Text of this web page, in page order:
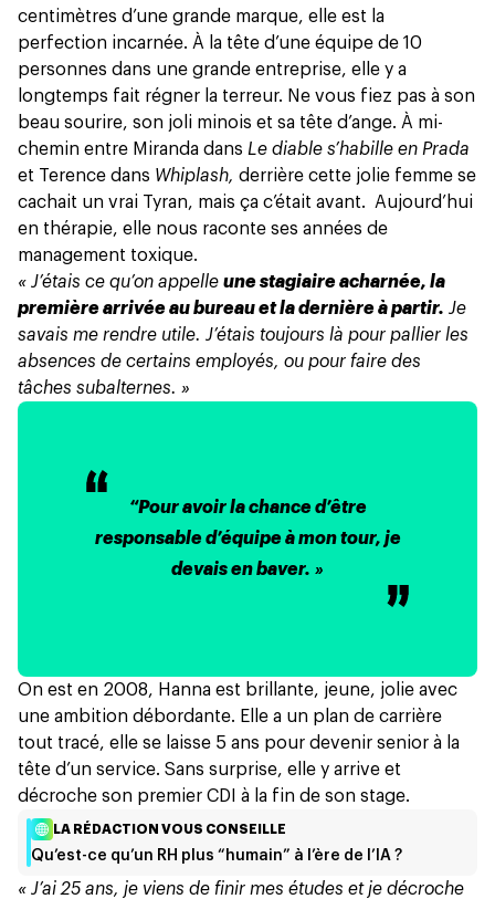
centimètres d’une grande marque, elle est la
perfection incarnée. À la tête d’une équipe de 10
personnes dans une grande entreprise, elle y a
longtemps fait régner la terreur. Ne vous fiez pas à son
beau sourire, son joli minois et sa tête d’ange. À mi-
chemin entre Miranda dans Le diable s’habille en Prada
et Terence dans Whiplash, derrière cette jolie femme se
cachait un vrai Tyran, mais ça c’était avant. Aujourd’hui
en thérapie, elle nous raconte ses années de
management toxique.
« J’étais ce qu’on appelle une stagiaire acharnée, la
première arrivée au bureau et la dernière à partir. Je
savais me rendre utile. J’étais toujours là pour pallier les
absences de certains employés, ou pour faire des
tâches subalternes. »
“Pour avoir la chance d’être
responsable d’équipe à mon tour, je
devais en baver. »
On est en 2008, Hanna est brillante, jeune, jolie avec
une ambition débordante. Elle a un plan de carrière
tout tracé, elle se laisse 5 ans pour devenir senior à la
tête d’un service. Sans surprise, elle y arrive et
décroche son premier CDI à la fin de son stage.
LA RÉDACTION VOUS CONSEILLE
Qu’est-ce qu’un RH plus “humain” à l’ère de l’IA ?
« J’ai 25 ans, je viens de finir mes études et je décroche